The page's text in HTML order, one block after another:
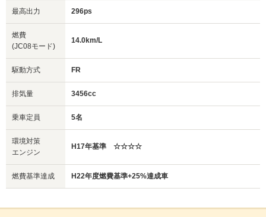
最高出力 296ps
燃費
(JC08モード)
14.0km/L
駆動方式 FR
排気量 3456cc
乗車定員 5名
環境対策
エンジン
H17年基準 ☆☆☆☆
燃費基準達成 H22年度燃費基準+25%達成車